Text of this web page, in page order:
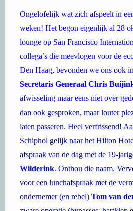
lounge op San Francisco
collega’s die meevlogen voor de
Den Haag, bevonden we ons ook in
Secretaris Generaal Chris
afwisseling maar eens niet over
dan ook gesproken, maar louter
laten passeren. Heel verfrissend!
Schiphol gelijk naar het Hilton
afspraak van de dag met de 19-
Wilderink. Onthou die naam.
voor een lunchafspraak met de
ondernemer (en rebel)Tom van
zware operatie (bypasses, hartklep
weer op de goede weg terug is, zij